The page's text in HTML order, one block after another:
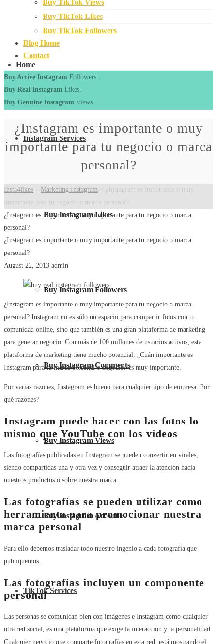
Home
Instagram Services
Buy Instagram Likes
Buy Instagram Followers
Buy Instagram Comments
Buy Instagram Views
Buy Instagram Accounts
TikTok Services
Buy TikTok Views
Buy TikTok Likes
Buy TikTok Followers
Blog Home
Contact
Buy Active Instagram Followers.
Buy Real Instagram Likes.
Buy Genuine Instagram Views.
¿Instagram es importante o muy
importante para tu negocio o marca
personal?
Insta4likes Marketing Instagram
¿Instagram es importante o muy
importante para tu negocio o marca personal?
¿Instagram es importante o muy importante para tu negocio o marca
personal?
¿Instagram es importante o muy importante para tu negocio o marca
personal?
August 22, 2013 admin
¿Instagram es importante o muy importante para tu negocio o marca
personal? Instagram no es sólo un espacio para compartir fotos con tu
comunidad online, sino que también es una gran plataforma de marketing
para generar negocio. Con más de 100 millones de usuarios activos; esta
plataforma de marketing tiene mucho potencial. ¿Cuán importante es
Instagram para tu marca personal o negocio? es muy importante.
Por varias razones, Instagram es bueno para cualquier tipo de empresa. Por
qué razones?
Instagram puede hacer con las fotos lo
mismo que YouTube con los vídeos
Las fotografías publicadas en Instagram se pueden convertir en virales,
siendo compartidas una y otra vez y conseguir atraer la atención hacia
nuestros productos o sobre nuestra marca.
Las fotografías se pueden utilizar como
herramienta para promocionar nuestra
marca personal
Para ello debemos trasladar todo nuestro ingenio a cada fotografía que
publiquemos.
Las fotografías incluyen un componente
personal
Las personas se comunican bien con imágenes e Instagram como cualquier
otra red social, es una plataforma que exige la interacción y la personalidad.
Cualquier negocio que comparte fotografías en esta red, está mostrando el